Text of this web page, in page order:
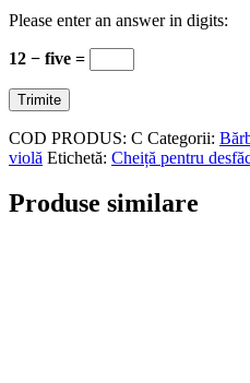
Please enter an answer in digits:
12 − five =
COD PRODUS: C Categorii:
violă Etichetă: Cheiță pentru
Produse similare